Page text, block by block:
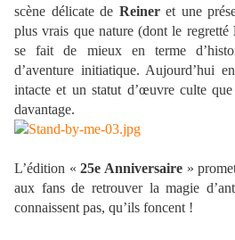
scène délicate de Reineret une
plus vrais que nature (dont le regretté
se fait de mieux en terme
d’aventure initiatique. Aujourd’hui
intacte et un statut d’œuvre culte
davantage.
L’édition «25e Anniversaire»
aux fans de retrouver la magie
connaissent pas, qu’ils foncent !